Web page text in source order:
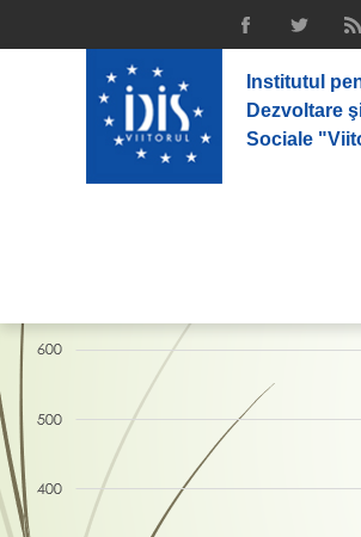
Institutul
Dezvoltare
Sociale